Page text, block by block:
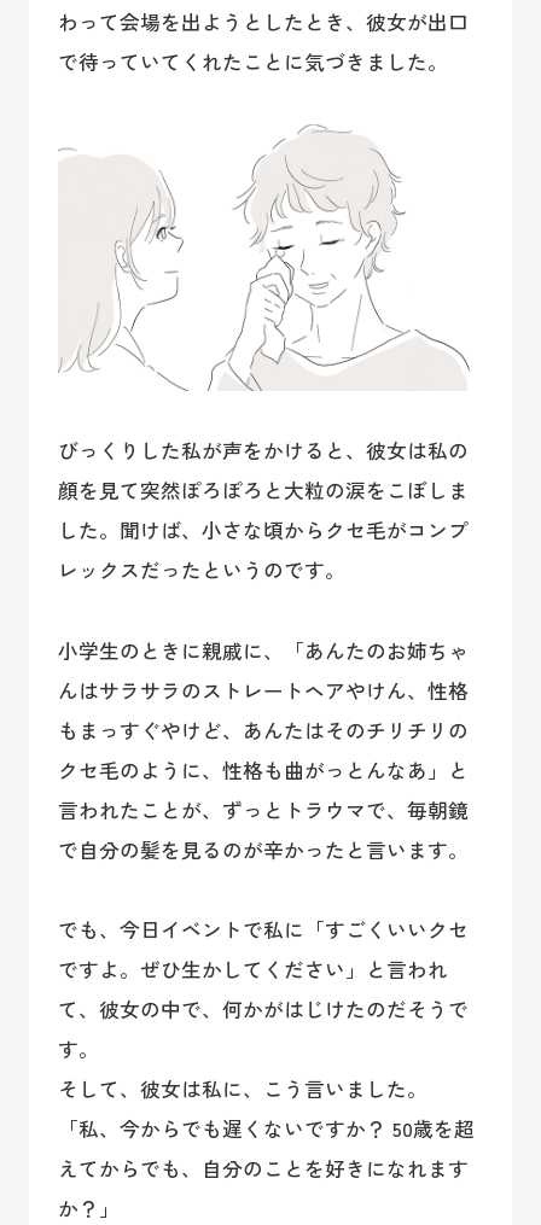
わって会場を出ようとしたとき、彼女が出口
で待っていてくれたことに気づきました。
びっくりした私が声をかけると、彼女は私の
顔を見て突然ぽろぽろと大粒の涙をこぼしま
した。聞けば、小さな頃からクセ毛がコンプ
レックスだったというのです。
小学生のときに親戚に、「あんたのお姉ちゃ
んはサラサラのストレートヘアやけん、性格
もまっすぐやけど、あんたはそのチリチリの
クセ毛のように、性格も曲がっとんなあ」と
言われたことが、ずっとトラウマで、毎朝鏡
で自分の髪を見るのが辛かったと言います。
でも、今日イベントで私に「すごくいいクセ
ですよ。ぜひ生かしてください」と言われ
て、彼女の中で、何かがはじけたのだそうで
す。
そして、彼女は私に、こう言いました。
「私、今からでも遅くないですか？ 50歳を超
えてからでも、自分のことを好きになれます
か？」